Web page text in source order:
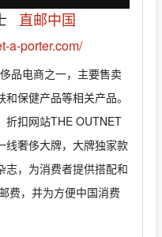
直邮中国
a-porter.com/
品电商之一，主要售卖
保健产品等相关产品。
折扣网站THE OUTNET
线奢侈大牌，大牌独家款
志，为消费者提供搭配和
费，并为方便中国消费